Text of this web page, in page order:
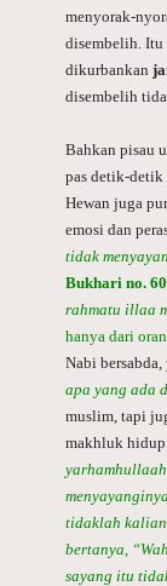
menyorak-
disembelih. Itu
dikurbankan
disembelih
Bahkan pisau
pas detik-detik
Hewan juga
emosi dan
tidak
Bukhari no.
rahmatu illaa
hanya dari
Nabi
apa yang ada
muslim, tapi
makhluk hidup
tidaklah kalian
bertanya,
sayang itu